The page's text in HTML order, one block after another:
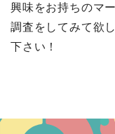
興味をお持ちのマ
調査をしてみて欲
下さい！